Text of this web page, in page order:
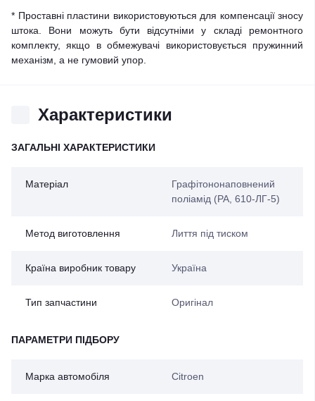
* Проставні пластини використовуються для компенсації зносу
штока. Вони можуть бути відсутніми у складі ремонтного
комплекту, якщо в обмежувачі використовується пружинний
механізм, а не гумовий упор.
Характеристики
ЗАГАЛЬНІ ХАРАКТЕРИСТИКИ
Матеріал
Графітононаповнений
поліамід (PA, 610-ЛГ-5)
Метод виготовлення Лиття під тиском
Країна виробник товару Україна
Тип запчастини Оригінал
ПАРАМЕТРИ ПІДБОРУ
Марка автомобіля Citroen